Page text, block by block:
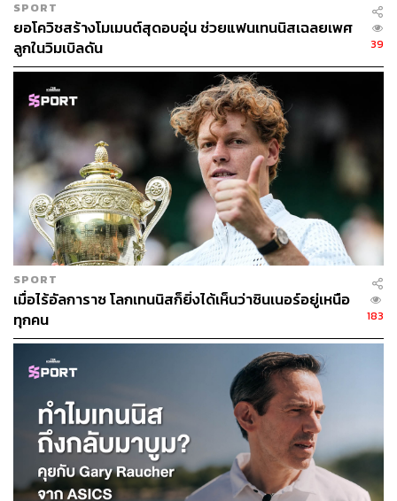
SPORT
ยอโควิชสร้างโมเมนต์สุดอบอุ่น ช่วยแฟนเทนนิสเฉลยเพศ
ลูกในวิมเบิลดัน
39
SPORT
เมื่อไร้อัลการาซ โลกเทนนิสก็ยิ่งได้เห็นว่าซินเนอร์อยู่เหนือ
ทุกคน
183